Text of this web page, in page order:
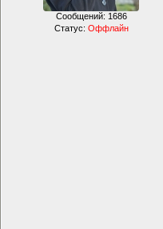
Сообщений: 1686
Статус: Оффлайн